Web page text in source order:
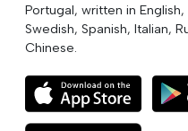
Portugal, written in
Swedish, Spanish, Italian,
Chinese.